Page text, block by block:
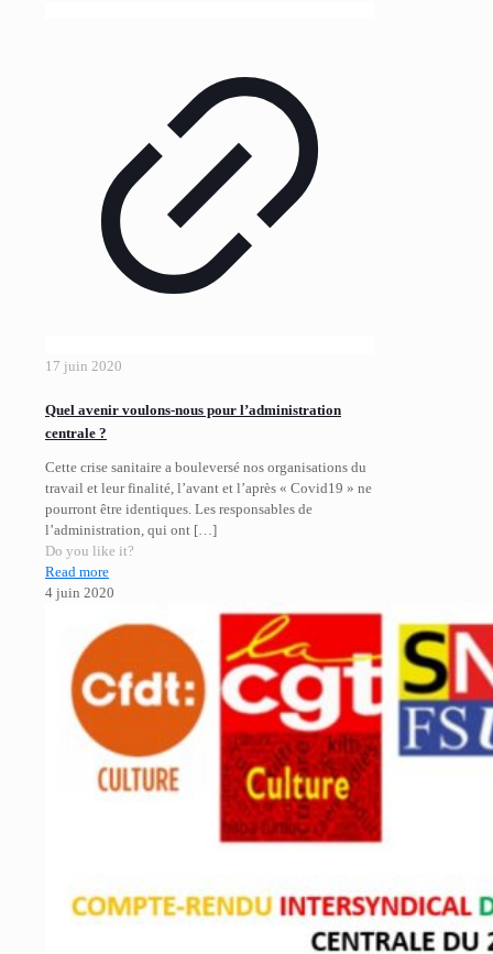
17 juin 2020
Quel avenir voulons-nous pour l’administration
centrale ?
Cette crise sanitaire a bouleversé nos organisations du
travail et leur finalité, l’avant et l’après « Covid19 » ne
pourront être identiques. Les responsables de
l’administration, qui ont […]
Do you like it?
Read more
4 juin 2020